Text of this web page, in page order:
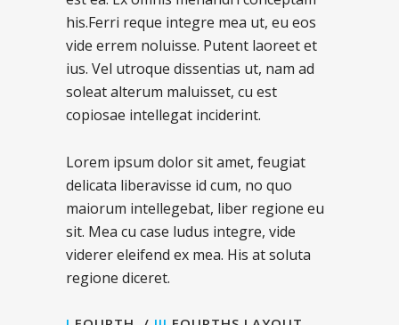
his.Ferri reque integre mea ut, eu eos
vide errem noluisse. Putent laoreet et
ius. Vel utroque dissentias ut, nam ad
soleat alterum maluisset, cu est
copiosae intellegat inciderint.
Lorem ipsum dolor sit amet, feugiat
delicata liberavisse id cum, no quo
maiorum intellegebat, liber regione eu
sit. Mea cu case ludus integre, vide
viderer eleifend ex mea. His at soluta
regione diceret.